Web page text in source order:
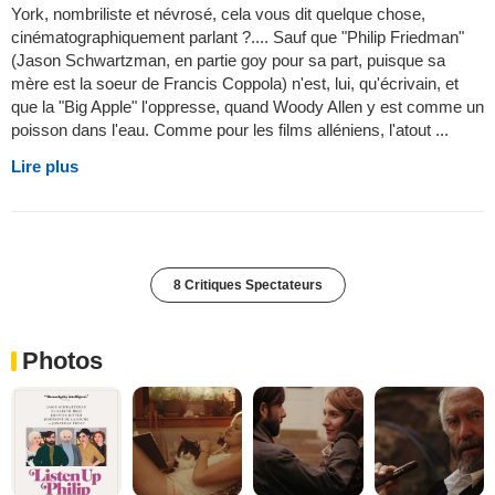
York, nombriliste et névrosé, cela vous dit quelque chose,
cinématographiquement parlant ?.... Sauf que "Philip Friedman"
(Jason Schwartzman, en partie goy pour sa part, puisque sa
mère est la soeur de Francis Coppola) n'est, lui, qu'écrivain, et
que la "Big Apple" l'oppresse, quand Woody Allen y est comme un
poisson dans l'eau. Comme pour les films alléniens, l'atout ...
Lire plus
8 Critiques Spectateurs
Photos